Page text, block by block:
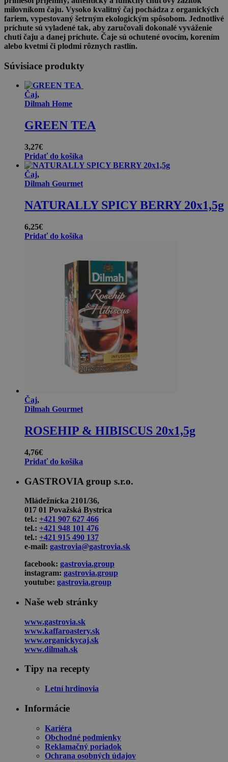
milovníkom čaju. Vysoko kvalitný čaj pochádza z organických
fariem, vypestovaný šetrným ekologickým spôsobom. Jednotlivé
príchute sú vyladené tak, aby zaručovali dokonalé vyváženie
chuti čaju a danej príchute. Čaje sú ochutené ovocím, korením
alebo kvetmi či plodmi rôznych rastlín.
Súvisiace produkty
Čaj,
Dilmah Home
GREEN TEA
3,27€
Pridať do košíka
Čaj,
Dilmah Gourmet
NATURALLY SPICY BERRY 20x1,5g
6,25€
Pridať do košíka
Čaj,
Dilmah Gourmet
ROSEHIP & HIBISCUS 20x1,5g
4,76€
Pridať do košíka
GASTROVIA group s.r.o.
Mládežnícka 2101/36,
017 01 Považská Bystrica
tel.: +421 907 627 466
tel.: +421 948 101 476
tel.: +421 915 490 137
e-mail: gastrovia@gastrovia.sk
facebook: gastrovia.group
instagram: gastrovia.group
youtube: gastrovia.group
Naše web stránky
www.gastrovia.sk
www.kaffaroastery.sk
www.organickycaj.sk
www.dilmah.sk
Tipy na recepty
Letní hrdinovia
Informácie
Kariéra
Obchodné podmienky
Reklamačný poriadok
Ochrana osobných údajov